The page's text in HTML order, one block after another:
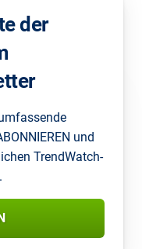
der
und
TrendWatch-